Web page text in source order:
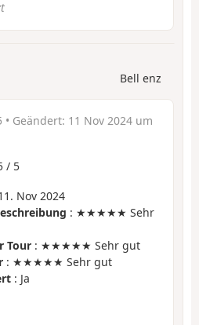
Bell enz
• Geändert: 11 Nov 2024 um
/ 5
Nov 2024
: ★★★★★ Sehr
Tour : ★★★★★ Sehr gut
: ★★★★★ Sehr gut
: Ja